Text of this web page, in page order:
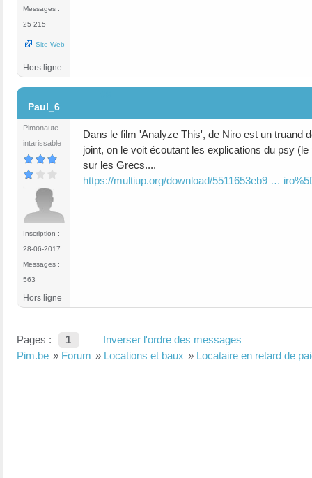
Messages :
25 215
Site Web
Hors ligne
Paul_6
Pimonaute
intarissable
Inscription :
28-06-2017
Messages :
563
Dans le film 'Analyze This', de Niro est un truand
joint, on le voit écoutant les explications du psy
sur les Grecs....
https://multiup.org/download/5511653eb9 …
Hors ligne
Pages : 1
Inverser l'ordre des messages
Pim.be » Forum » Locations et baux » Locataire en retard de